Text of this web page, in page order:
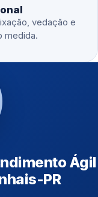
vedação e
medida.
Ágil
PR